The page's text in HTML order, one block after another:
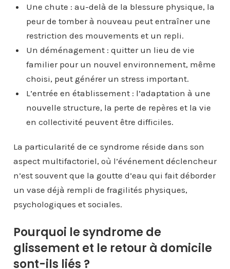
Une chute : au-delà de la blessure physique, la
peur de tomber à nouveau peut entraîner une
restriction des mouvements et un repli.
Un déménagement : quitter un lieu de vie
familier pour un nouvel environnement, même
choisi, peut générer un stress important.
L’entrée en établissement : l’adaptation à une
nouvelle structure, la perte de repères et la vie
en collectivité peuvent être difficiles.
La particularité de ce syndrome réside dans son
aspect multifactoriel, où l’événement déclencheur
n’est souvent que la goutte d’eau qui fait déborder
un vase déjà rempli de fragilités physiques,
psychologiques et sociales.
Pourquoi le syndrome de
glissement et le retour à domicile
sont-ils liés ?